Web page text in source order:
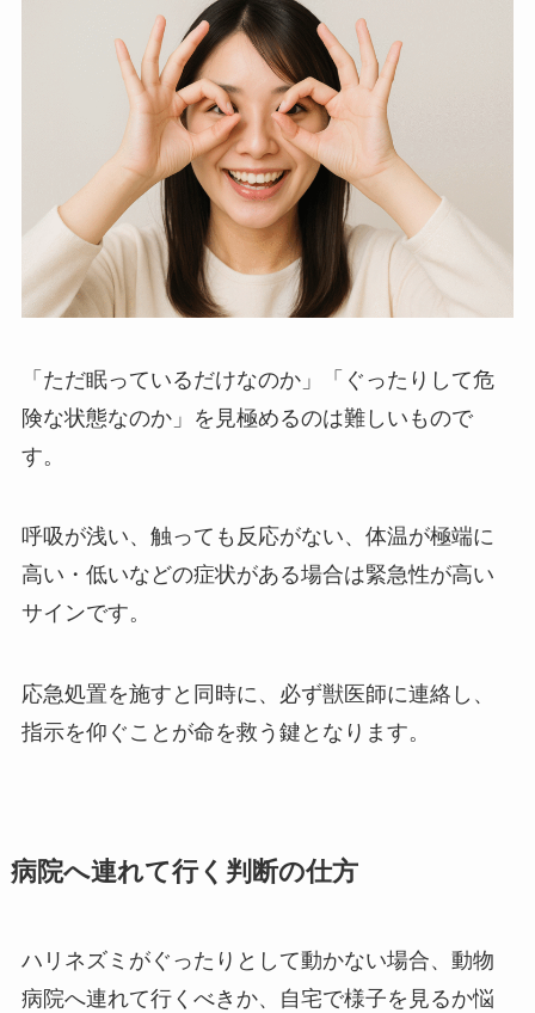
「ただ眠っているだけなのか」「ぐったりして危
険な状態なのか」を見極めるのは難しいもので
す。
呼吸が浅い、触っても反応がない、体温が極端に
高い・低いなどの症状がある場合は緊急性が高い
サインです。
応急処置を施すと同時に、必ず獣医師に連絡し、
指示を仰ぐことが命を救う鍵となります。
病院へ連れて行く判断の仕方
ハリネズミがぐったりとして動かない場合、動物
病院へ連れて行くべきか、自宅で様子を見るか悩